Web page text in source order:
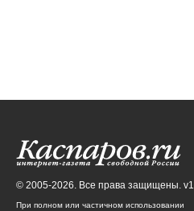
© 2005-2026. Все права защищены. v1
При полном или частичном использовании